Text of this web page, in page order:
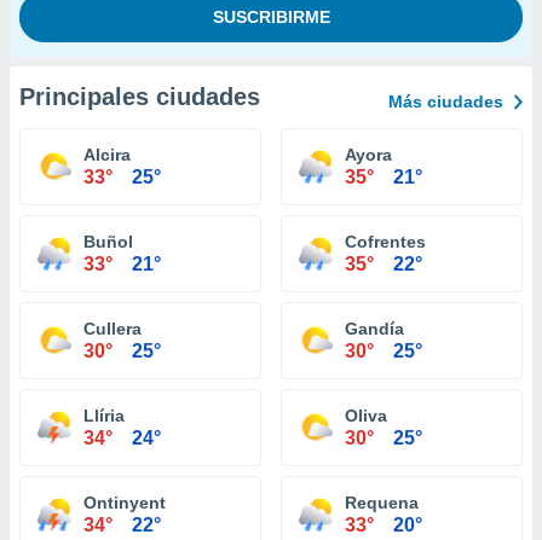
Principales ciudades Más ciudades
Alcira
33° 25°
Ayora
35° 21°
Buñol
33° 21°
Cofrentes
35° 22°
Cullera
30° 25°
Gandía
30° 25°
Llíria
34° 24°
Oliva
30° 25°
Ontinyent
34° 22°
Requena
33° 20°